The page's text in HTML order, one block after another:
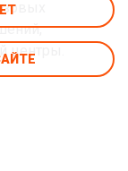
центры.